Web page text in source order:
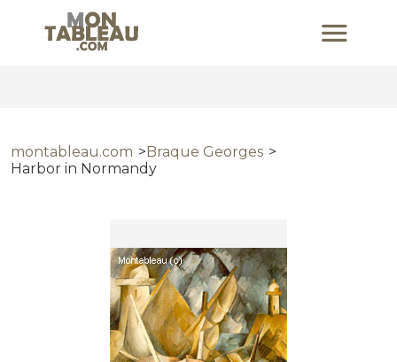
montableau.com
Braque Georges
Harbor in Normandy